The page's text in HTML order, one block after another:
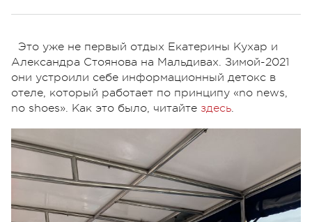
Это уже не первый отдых Екатерины Кухар и
Александра Стоянова на Мальдивах. Зимой-2021
они устроили себе информационный детокс в
отеле, который работает по принципу «no news,
no shoes». Как это было, читайте здесь.